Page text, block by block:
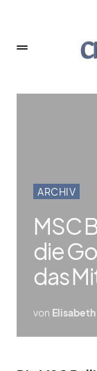
ARCHIV
MSC
die
das
von